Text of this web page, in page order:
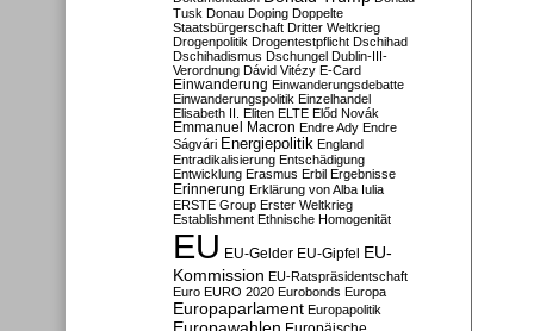
Tusk Donau Doping Doppelte
Staatsbürgerschaft Dritter Weltkrieg
Drogenpolitik Drogentestpflicht Dschihad
Dschihadismus Dschungel Dublin-III-
Verordnung Dávid Vitézy E-Card
Einwanderung Einwanderungsdebatte
Einwanderungspolitik Einzelhandel
Elisabeth II. Eliten ELTE Előd Novák
Emmanuel Macron Endre Ady Endre
Ságvári Energiepolitik England
Entradikalisierung Entschädigung
Entwicklung Erasmus Erbil Ergebnisse
Erinnerung Erklärung von Alba Iulia
ERSTE Group Erster Weltkrieg
Establishment Ethnische Homogenität
EU EU-Gelder EU-Gipfel EU-
Kommission EU-Ratspräsidentschaft
Euro EURO 2020 Eurobonds Europa
Europaparlament Europapolitik